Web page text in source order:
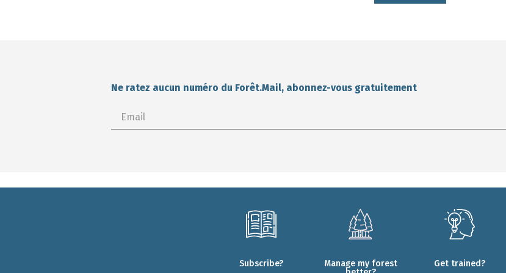
Ne ratez aucun numéro du Forêt.Mail, abonnez-vous gratuitement
Subscribe?
Manage my forest
Get trained?